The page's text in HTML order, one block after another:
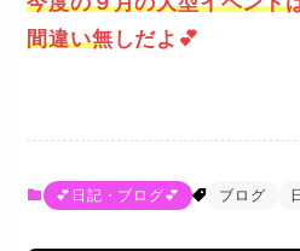
間違い無しだよ💕
💕日記・ブログ💕 ブログ